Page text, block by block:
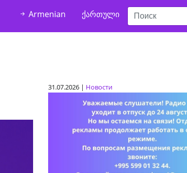
Armenian ქართული
31.07.2026 | Новости